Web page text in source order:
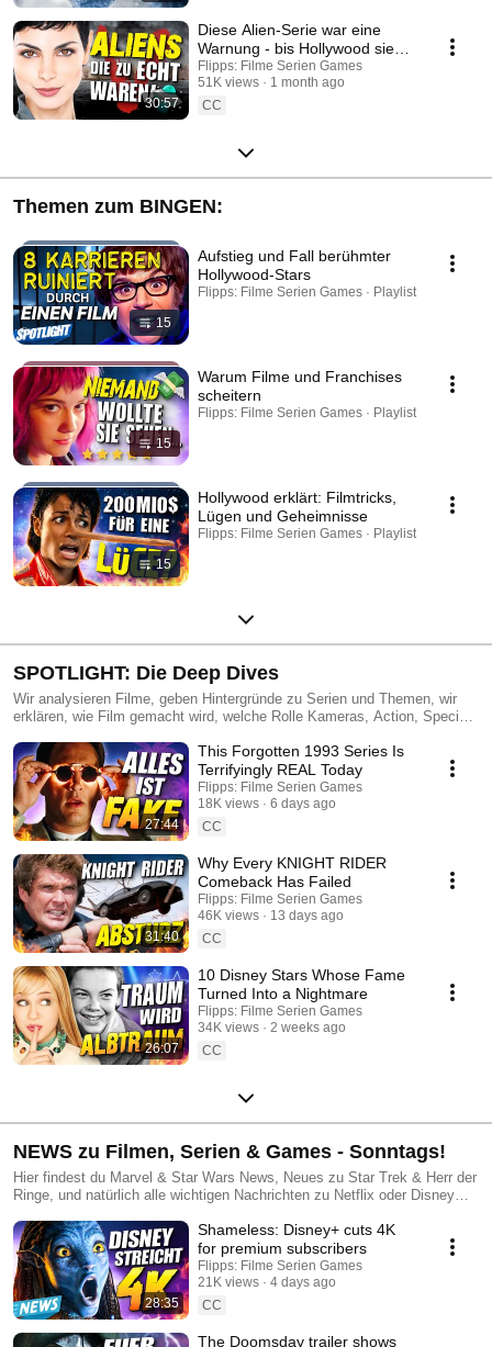
30:57
Diese Alien-Serie war eine
Warnung - bis Hollywood sie
zweimal ruinierte
Flipps: Filme Serien Games
51K views
1 month ago
CC
Themen zum BINGEN:
15
Aufstieg und Fall berühmter
Hollywood-Stars
Flipps: Filme Serien Games · Playlist
15
Warum Filme und Franchises
scheitern
Flipps: Filme Serien Games · Playlist
15
Hollywood erklärt: Filmtricks,
Lügen und Geheimnisse
Flipps: Filme Serien Games · Playlist
SPOTLIGHT: Die Deep Dives
Wir analysieren Filme, geben Hintergründe zu Serien und Themen, wir
erklären, wie Film gemacht wird, welche Rolle Kameras, Action, Special
Blick auf Spiele und wie sie für Serien und Filme adaptiert werden. Wir
analysieren Franchises wie Harry Potter, Marvel und Star Wars und
nehmen uns auch die aktuellen Probleme des Streaming vor wie bei
Disney Plus, Prime oder Netflix. Die Spotlights, unsere Deep Dives sind
für alle, die sich für Hintergründe und Informationen interessieren zu
Filmen, Serien & Games.
27:44
This Forgotten 1993 Series Is
Terrifyingly REAL Today
Flipps: Filme Serien Games
18K views
6 days ago
CC
31:40
Why Every KNIGHT RIDER
Comeback Has Failed
Flipps: Filme Serien Games
46K views
13 days ago
CC
26:07
10 Disney Stars Whose Fame
Turned Into a Nightmare
Flipps: Filme Serien Games
34K views
2 weeks ago
CC
NEWS zu Filmen, Serien & Games - Sonntags!
Hier findest du Marvel & Star Wars News, Neues zu Star Trek & Herr der
Ringe, und natürlich alle wichtigen Nachrichten zu Netflix oder Disney
Hintergründe und Analysen gibt, und sagt, was es Neues in der Filme,
Serien und Games-Branche gibt, welche Kinostarts du nicht verpassen
darfst, was sich im Streaming lohnt, und welche wichtigen Spiele auf der
Switch, Xbox oder der PS5 erscheinen.
28:35
Shameless: Disney+ cuts 4K
for premium subscribers
Flipps: Filme Serien Games
21K views
4 days ago
CC
The Doomsday trailer shows